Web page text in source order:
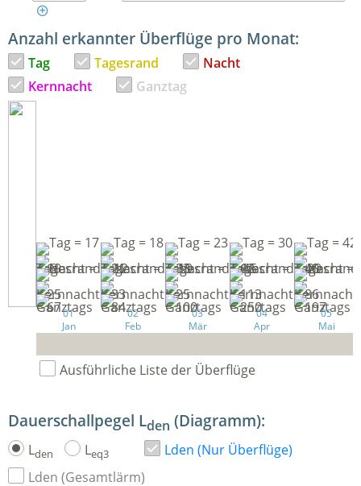

Anzahl erkannter Überflüge pro Monat:
Tag Tagesrand
Nacht
Kernnacht
Ganztag
01
Jan
02
Feb
03
Mär
04
Apr
05
Mai
Ausführliche Liste der Überflüge
Dauerschallpegel Lden (Diagramm):
Lden Leq3
Lden (Nur Überflüge)
Lden (Gesamtlärm)